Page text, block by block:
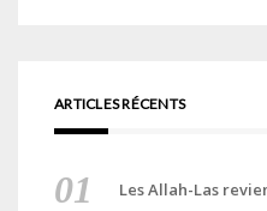
ARTICLES RÉCENTS
Les Allah-Las